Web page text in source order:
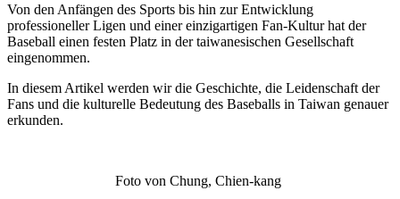
Von den Anfängen des Sports bis hin zur Entwicklung
professioneller Ligen und einer einzigartigen Fan-Kultur hat der
Baseball einen festen Platz in der taiwanesischen Gesellschaft
eingenommen.
In diesem Artikel werden wir die Geschichte, die Leidenschaft der
Fans und die kulturelle Bedeutung des Baseballs in Taiwan genauer
erkunden.
Foto von Chung, Chien-kang